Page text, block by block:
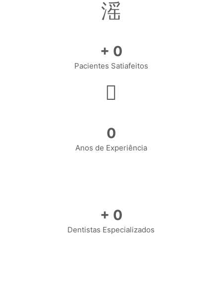
+ 0
Pacientes Satiafeitos
0
Anos de Experiência
+ 0
Dentistas Especializados